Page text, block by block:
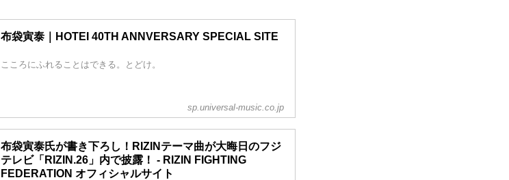
布袋寅泰｜HOTEI 40TH ANNVERSARY SPECIAL SITE
こころにふれることはできる。とどけ。
sp.universal-music.co.jp
布袋寅泰氏が書き下ろし！RIZINテーマ曲が大晦日のフジ
テレビ「RIZIN.26」内で披露！ - RIZIN FIGHTING
FEDERATION オフィシャルサイト